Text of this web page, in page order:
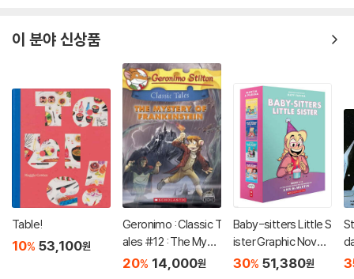
이 분야 신상품
Table!
10% 53,100원
Geronimo : Classic T
ales #12 : The Myst
ery of Frankenstein
20% 14,000원
Baby-sitters Little S
ister Graphic Novels
#5-8: A Graphix Col
30% 51,380원
s